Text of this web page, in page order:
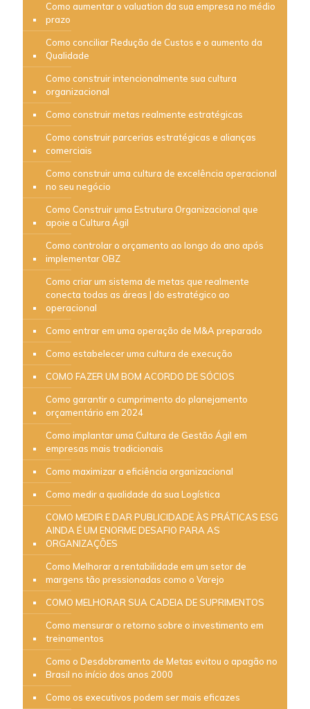
Como aumentar o valuation da sua empresa no médio
prazo
Como conciliar Redução de Custos e o aumento da
Qualidade
Como construir intencionalmente sua cultura
organizacional
Como construir metas realmente estratégicas
Como construir parcerias estratégicas e alianças
comerciais
Como construir uma cultura de excelência operacional
no seu negócio
Como Construir uma Estrutura Organizacional que
apoie a Cultura Ágil
Como controlar o orçamento ao longo do ano após
implementar OBZ
Como criar um sistema de metas que realmente
conecta todas as áreas | do estratégico ao
operacional
Como entrar em uma operação de M&A preparado
Como estabelecer uma cultura de execução
COMO FAZER UM BOM ACORDO DE SÓCIOS
Como garantir o cumprimento do planejamento
orçamentário em 2024
Como implantar uma Cultura de Gestão Ágil em
empresas mais tradicionais
Como maximizar a eficiência organizacional
Como medir a qualidade da sua Logística
COMO MEDIR E DAR PUBLICIDADE ÀS PRÁTICAS ESG
AINDA É UM ENORME DESAFIO PARA AS
ORGANIZAÇÕES
Como Melhorar a rentabilidade em um setor de
margens tão pressionadas como o Varejo
COMO MELHORAR SUA CADEIA DE SUPRIMENTOS
Como mensurar o retorno sobre o investimento em
treinamentos
Como o Desdobramento de Metas evitou o apagão no
Brasil no início dos anos 2000
Como os executivos podem ser mais eficazes